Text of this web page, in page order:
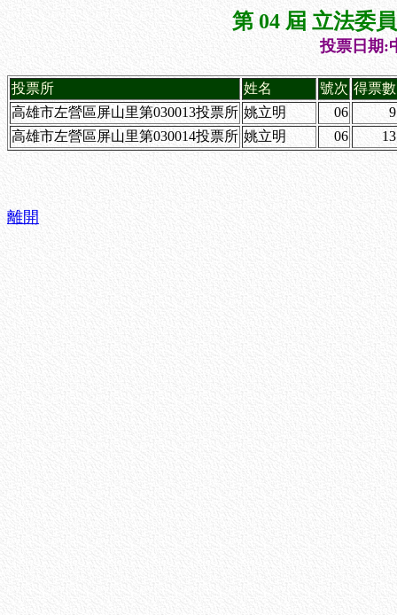
第 04 屆 立法委
投票日期:
投票所 姓名 號次 得票數
高雄市左營區屏山里第030013投票所 姚立明 06
9
高雄市左營區屏山里第030014投票所 姚立明 06 13
離開